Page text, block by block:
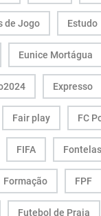
de Jogo Estudo
Eunice Mortágua
Expresso
Fair play FC
FIFA
Formação FPF
Futebol de Praia